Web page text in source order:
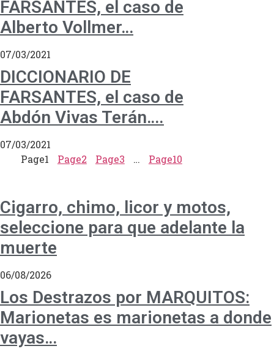
FARSANTES, el caso de
Alberto Vollmer…
07/03/2021
DICCIONARIO DE
FARSANTES, el caso de
Abdón Vivas Terán….
07/03/2021
Page1 Page2 Page3 … Page10
Cigarro, chimo, licor y motos,
seleccione para que adelante la
muerte
06/08/2026
Los Destrazos por MARQUITOS:
Marionetas es marionetas a donde
vayas…